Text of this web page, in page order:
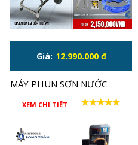
Giá: 12.990.000 đ
MÁY PHUN SƠN NƯỚC
TƯỜNG NHÀ ST-1690
XEM CHI TIẾT